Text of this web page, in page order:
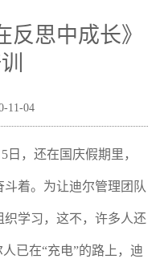
中成长》主题培训
反思中成长》
11-04
日，还在国庆假期里，
着。为让迪尔管理团队
学习，这不，许多人还
已在“充电”的路上，迪